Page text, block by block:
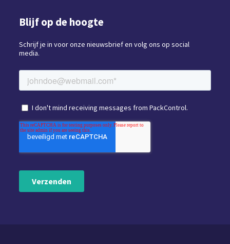
Blijf op de hoogte
Schrijf je in voor onze nieuwsbrief en volg ons op social
media.